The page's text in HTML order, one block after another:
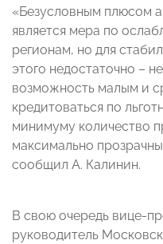
«Безусловным плюсом
является мера по
регионам, но для
этого недостаточно –
возможность малым и
кредитоваться по
минимуму количество
максимально
сообщил А. Калинин.
В свою очередь вице-
руководитель